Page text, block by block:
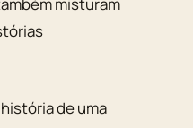
misturam
história de uma